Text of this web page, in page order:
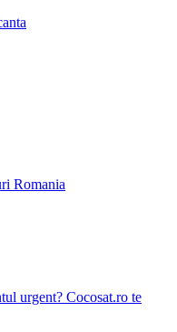
Romania
urgent? Cocosat.ro te